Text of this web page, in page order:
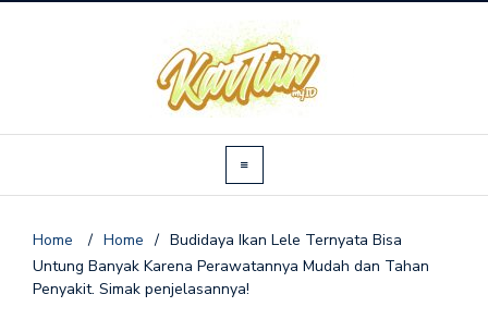
Home / Home / Budidaya Ikan Lele Ternyata Bisa
Untung Banyak Karena Perawatannya Mudah dan Tahan
Penyakit. Simak penjelasannya!